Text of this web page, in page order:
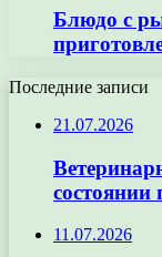
Блюдо с
Последние записи
21.07.2026
состоянии
11.07.2026